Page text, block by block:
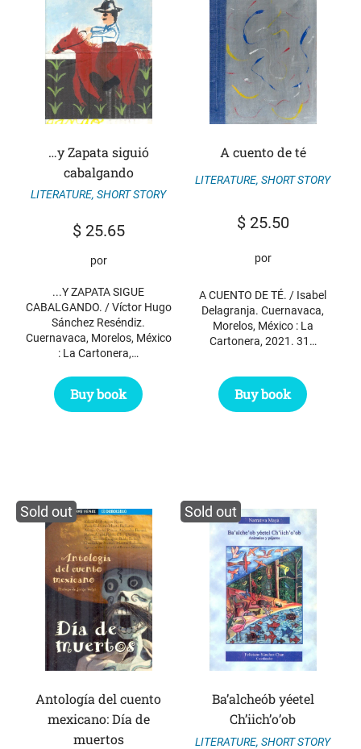
…y Zapata siguió
cabalgando
LITERATURE, SHORT STORY
$25.65
por
...Y ZAPATA SIGUE
CABALGANDO. / Víctor Hugo
Sánchez Reséndiz.
Cuernavaca, Morelos, México
: La Cartonera,…
Buy book
A cuento de té
LITERATURE, SHORT STORY
$25.50
por
A CUENTO DE TÉ. / Isabel
Delagranja. Cuernavaca,
Morelos, México : La
Cartonera, 2021. 31…
Buy book
Sold out
Antología del cuento
mexicano: Día de
muertos
Sold out
Ba’alcheób yéetel
Ch’iich’o’ob
LITERATURE, SHORT STORY